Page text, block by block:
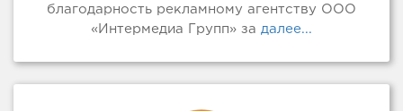
благодарность рекламному агентству ООО
«Интермедиа Групп» за далее...